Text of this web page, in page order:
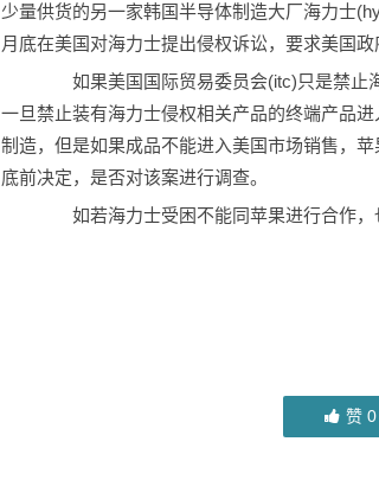
少量供货的另一家韩国半导体制造大厂海力士
月底在美国对海力士提出侵权诉讼，要求美国
如果美国国际贸易委员会(itc)只是禁止
一旦禁止装有海力士侵权相关产品的终端产品
制造，但是如果成品不能进入美国市场销售，
底前决定，是否对该案进行调查。
如若海力士受困不能同苹果进行合作，
赞0